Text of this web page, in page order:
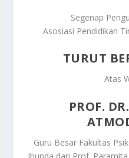
Segenap
Asosiasi Pendidikan
TURUT
Atas
PROF.
Guru Besar Fakultas